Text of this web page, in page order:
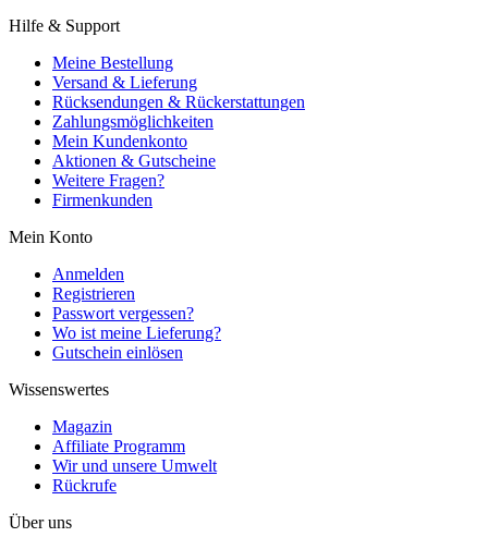
Hilfe & Support
Meine Bestellung
Versand & Lieferung
Rücksendungen & Rückerstattungen
Zahlungsmöglichkeiten
Mein Kundenkonto
Aktionen & Gutscheine
Weitere Fragen?
Firmenkunden
Mein Konto
Anmelden
Registrieren
Passwort vergessen?
Wo ist meine Lieferung?
Gutschein einlösen
Wissenswertes
Magazin
Affiliate Programm
Wir und unsere Umwelt
Rückrufe
Über uns